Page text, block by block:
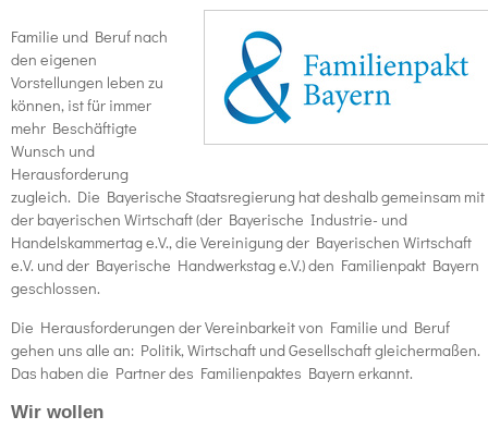
Familie und Beruf nach
den eigenen
Vorstellungen leben zu
können, ist für immer
mehr Beschäftigte
Wunsch und
Herausforderung
zugleich. Die Bayerische Staatsregierung hat deshalb gemeinsam mit
der bayerischen Wirtschaft (der Bayerische Industrie- und
Handelskammertag e.V., die Vereinigung der Bayerischen Wirtschaft
e.V. und der Bayerische Handwerkstag e.V.) den Familienpakt Bayern
geschlossen.
Die Herausforderungen der Vereinbarkeit von Familie und Beruf
gehen uns alle an: Politik, Wirtschaft und Gesellschaft gleichermaßen.
Das haben die Partner des Familienpaktes Bayern erkannt.
Wir wollen